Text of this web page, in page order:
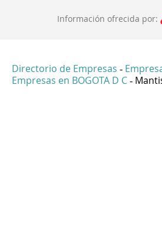
Información ofrecida por:
Directorio de Empresas -
Empresas en BOGOTA D C -